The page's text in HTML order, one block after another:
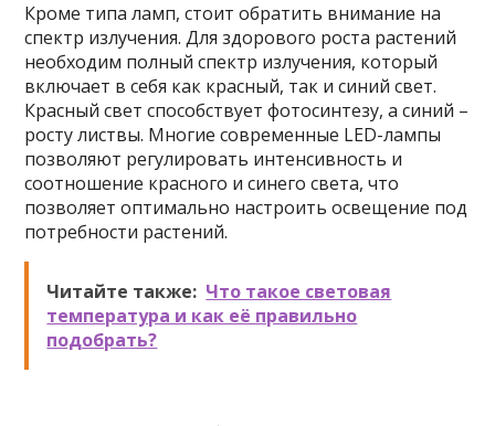
Кроме типа ламп, стоит обратить внимание на
спектр излучения. Для здорового роста растений
необходим полный спектр излучения, который
включает в себя как красный, так и синий свет.
Красный свет способствует фотосинтезу, а синий –
росту листвы. Многие современные LED-лампы
позволяют регулировать интенсивность и
соотношение красного и синего света, что
позволяет оптимально настроить освещение под
потребности растений.
Читайте также: Что такое световая
температура и как её правильно
подобрать?